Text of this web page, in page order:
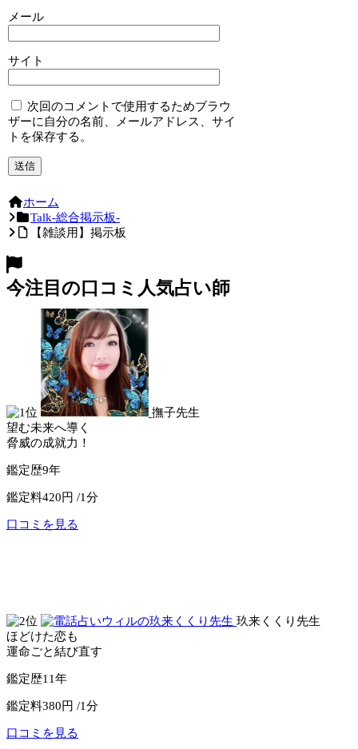
メール
サイト
次回のコメントで使用するためブラウ
ザーに自分の名前、メールアドレス、サイ
トを保存する。
ホーム
Talk-総合掲示板-
【雑談用】掲示板
今注目の口コミ人気占い師
撫子先生
望む未来へ導く
脅威の成就力！
鑑定歴9年
鑑定料420円 /1分
口コミを見る
玖来くくり先生
ほどけた恋も
運命ごと結び直す
鑑定歴11年
鑑定料380円 /1分
口コミを見る